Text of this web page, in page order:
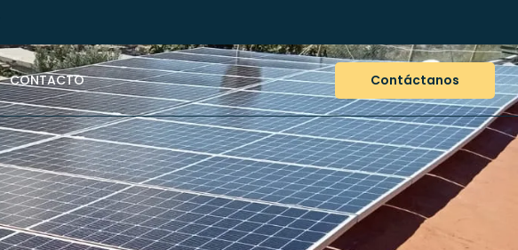
CONTACTO Contáctanos